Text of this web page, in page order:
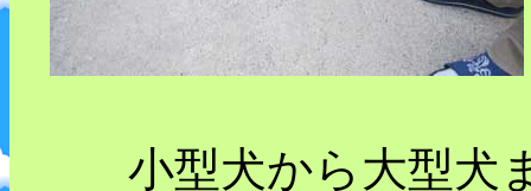
小型犬から大型犬